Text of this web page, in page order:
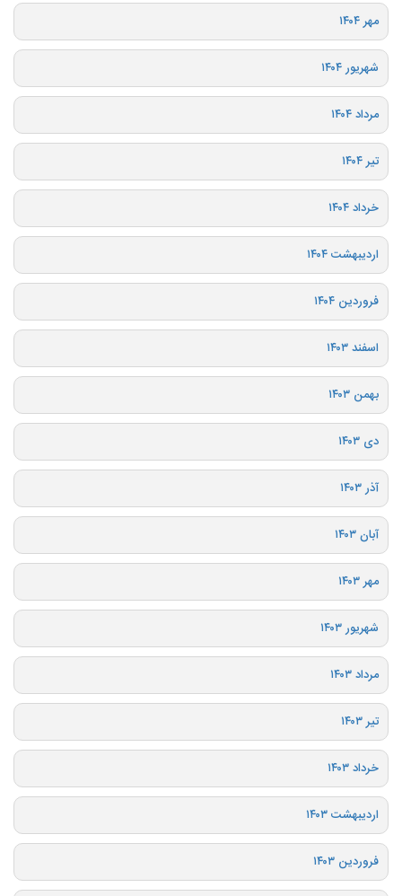
مهر ۱۴۰۴
شهریور ۱۴۰۴
مرداد ۱۴۰۴
تیر ۱۴۰۴
خرداد ۱۴۰۴
اردیبهشت ۱۴۰۴
فروردین ۱۴۰۴
اسفند ۱۴۰۳
بهمن ۱۴۰۳
دی ۱۴۰۳
آذر ۱۴۰۳
آبان ۱۴۰۳
مهر ۱۴۰۳
شهریور ۱۴۰۳
مرداد ۱۴۰۳
تیر ۱۴۰۳
خرداد ۱۴۰۳
اردیبهشت ۱۴۰۳
فروردین ۱۴۰۳